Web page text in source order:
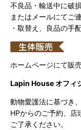
不良品・輸送中に破
またはメールにてご
・取替え、良品の手
ホームページにて販
Lapin House オフィ
動物愛護法に基づき
HPからのご予約、店
ご了承ください。